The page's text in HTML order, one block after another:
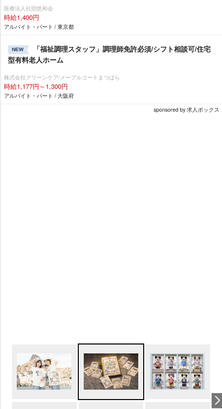
医療法人社団悠和会
時給1,400円
アルバイト・パート / 東京都
NEW
「福祉調理スタッフ」調理師免許必須/シフト相談可/住宅
型有料老人ホーム
株式会社グリーンケア/メープルコートまつばら
時給1,177円～1,300円
アルバイト・パート / 大阪府
sponsored by 求人ボックス